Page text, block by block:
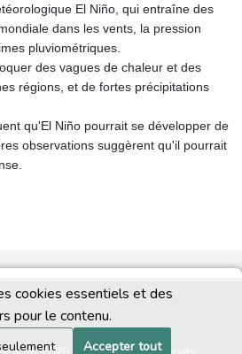
cookies essentiels et des
pour le contenu.
Accepter tout
El Niño, qui entraîne des
dans les vents, la pression
pluviométriques.
des vagues de chaleur et des
régions, et de fortes précipitations
qu'El Niño pourrait se développer de
observations suggèrent qu'il pourrait